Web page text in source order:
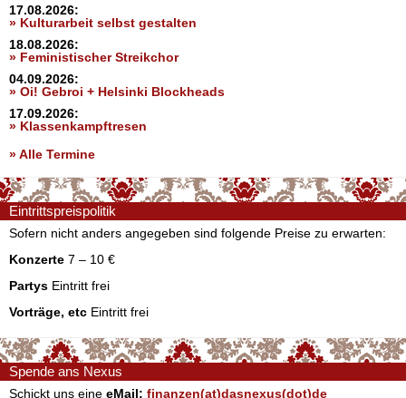
17.08.2026:
» Kulturarbeit selbst gestalten
18.08.2026:
» Feministischer Streikchor
04.09.2026:
» Oi! Gebroi + Helsinki Blockheads
17.09.2026:
» Klassenkampftresen
» Alle Termine
Eintrittspreispolitik
Sofern nicht anders angegeben sind folgende Preise zu erwarten:
Konzerte 7 – 10 €
Partys Eintritt frei
Vorträge, etc Eintritt frei
Spende ans Nexus
Schickt uns eine eMail: finanzen(at)dasnexus(dot)de